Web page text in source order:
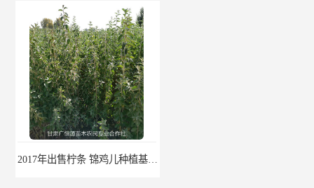
2017年出售柠条 锦鸡儿种植基地 甘肃广恒源苗木基地